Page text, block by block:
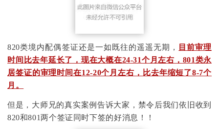
820类境内配偶签证还是一如既往的遥遥无期，
目前审理
时间比去年延长了，现在大概在24-31个月左右，801类永
居签证的审理时间在12-20个月左右，比去年缩短了8-7个
月。
但是，大师兄的真实案例告诉大家，禁令后我们依旧收到
820和801两个签证同时下签的好消息！！